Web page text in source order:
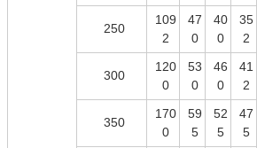
250
109
2
47
0
40
0
35
2
300
120
0
53
0
46
0
41
2
350
170
0
59
5
52
5
47
5